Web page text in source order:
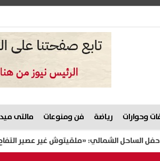
وحوارات رياضة فن ومنوعات مالتى
الشمالي: «ملقيتوش غير عصير التفاح ده..